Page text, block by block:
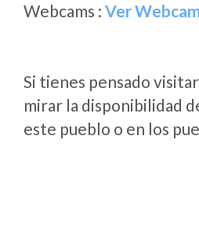
Webcams : Ver
Si tienes pensado
mirar la disponibilidad
este pueblo o en los